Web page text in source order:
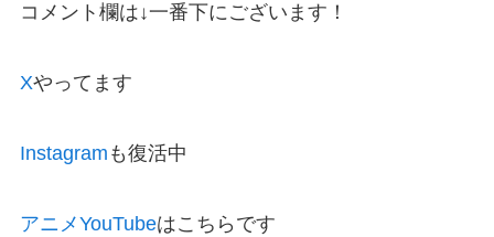
コメント欄は↓一番下にございます！
Xやってます
Instagram も復活中
アニメYouTubeはこちらです